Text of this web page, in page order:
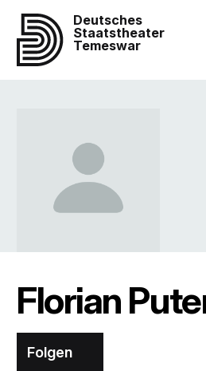
Deutsches
Staatstheater
Temeswar
Florian
Folgen